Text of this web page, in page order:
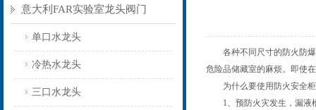
意大利FAR实验室龙头阀门
单口水龙头
冷热水龙头
三口水龙头
各种不同尺寸的防火防爆
危险品储藏室的麻烦。即使
为什么要使用防火安全
1、预防火灾发生，漏液